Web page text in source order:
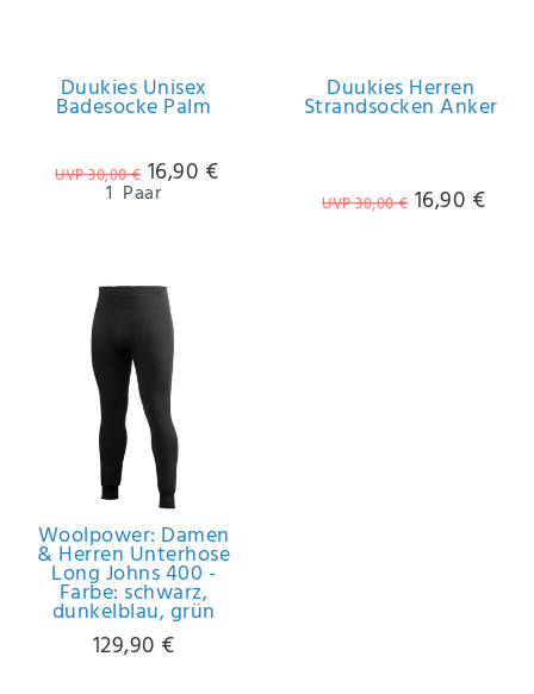
ANMERKUNGEN UND FILTERWÜNSCHE
bestätige
ich, dass
ich die
Daten­
schutz­
erklärung
gelesen
Anf
rag
sen
Duukies Unisex
Badesocke Palm
UVP 30,00 € 16,90 €
1 Paar
Duukies Herren
Strandsocken Anker
UVP 30,00 € 16,90 €
Woolpower: Damen
& Herren Unterhose
Long Johns 400 -
Farbe: schwarz,
dunkelblau, grün
129,90 €